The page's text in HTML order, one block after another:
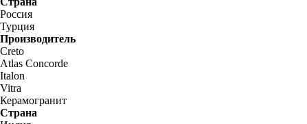
Россия
Турция
Производитель
Creto
Atlas Concorde
Italon
Vitra
Керамогранит
Страна